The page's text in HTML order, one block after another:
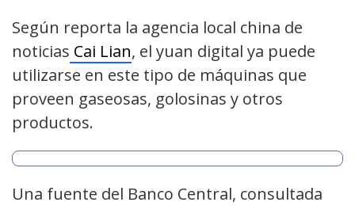
Según reporta la agencia local china de
noticias Cai Lian, el yuan digital ya puede
utilizarse en este tipo de máquinas que
proveen gaseosas, golosinas y otros
productos.
Una fuente del Banco Central, consultada